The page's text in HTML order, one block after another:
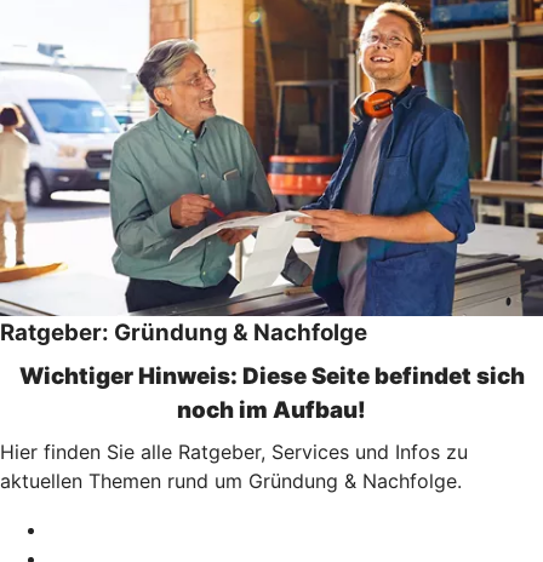
Ratgeber: Gründung & Nachfolge
Wichtiger Hinweis: Diese Seite befindet sich
noch im Aufbau!
Hier finden Sie alle Ratgeber, Services und Infos zu
aktuellen Themen rund um Gründung & Nachfolge.